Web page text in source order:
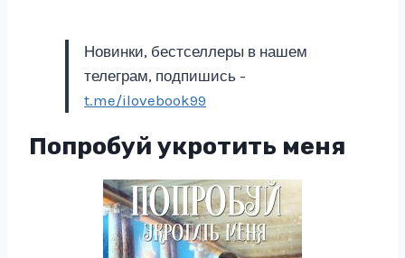
Новинки, бестселлеры в нашем
телеграм, подпишись -
t.me/ilovebook99
Попробуй укротить меня